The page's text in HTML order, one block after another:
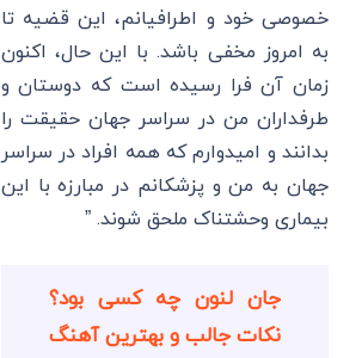
خصوصی خود و اطرافیانم، این قضیه تا
به امروز مخفی باشد. با این حال، اکنون
زمان آن فرا رسیده است که دوستان و
طرفداران من در سراسر جهان حقیقت را
بدانند و امیدوارم که همه افراد در سراسر
جهان به من و پزشکانم در مبارزه با این
بیماری وحشتناک ملحق شوند. ”
جان لنون چه کسی بود؟
نکات جالب و بهترین آهنگ